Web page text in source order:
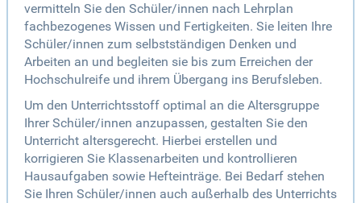
vermitteln Sie den Schüler/innen nach Lehrplan
fachbezogenes Wissen und Fertigkeiten. Sie leiten Ihre
Schüler/innen zum selbstständigen Denken und
Arbeiten an und begleiten sie bis zum Erreichen der
Hochschulreife und ihrem Übergang ins Berufsleben.
Um den Unterrichtsstoff optimal an die Altersgruppe
Ihrer Schüler/innen anzupassen, gestalten Sie den
Unterricht altersgerecht. Hierbei erstellen und
korrigieren Sie Klassenarbeiten und kontrollieren
Hausaufgaben sowie Hefteinträge. Bei Bedarf stehen
Sie Ihren Schüler/innen auch außerhalb des Unterrichts